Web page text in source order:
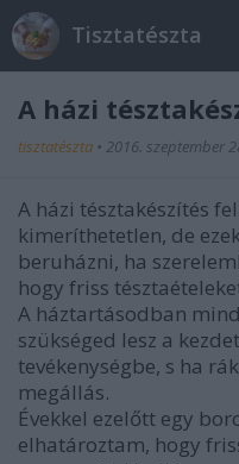
Tisztatészta
A házi
tisztatészta • 2016. szeptember
A házi tésztakészítés
kimeríthetetlen, de
beruházni, ha
hogy friss
A háztartásodban
szükséged lesz a
tevékenységbe, s ha
megállás.
Évekkel ezelőtt egy
elhatároztam, hogy